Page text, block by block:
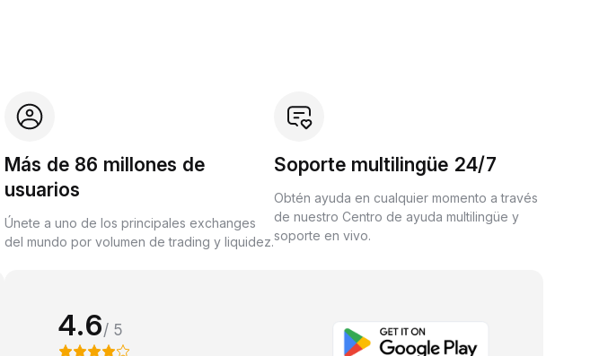
Más de 86 millones de
usuarios
Únete a uno de los principales exchanges
del mundo por volumen de trading y liquidez.
Soporte multilingüe 24/7
Obtén ayuda en cualquier momento a través
de nuestro Centro de ayuda multilingüe y
soporte en vivo.
4.6/ 5